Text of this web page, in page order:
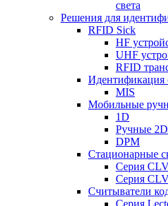
света
Решения для
RFID Sick
HF
UHF
RFID
Идентификация
MIS
Мобильные
1D
Ручные
DPM
Стационарные
Серия
Серия
Считыватели
Серия